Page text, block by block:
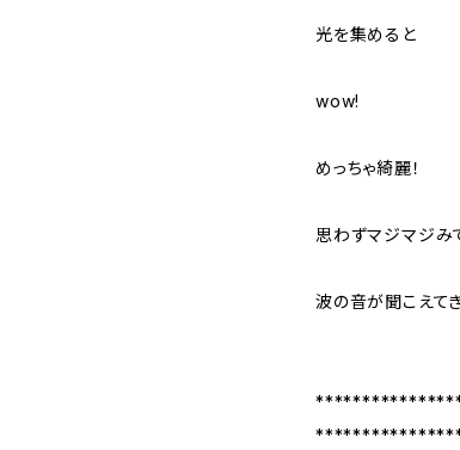
光を集めると
wow!
めっちゃ綺麗！
思わずマジマジみ
波の音が聞こえて